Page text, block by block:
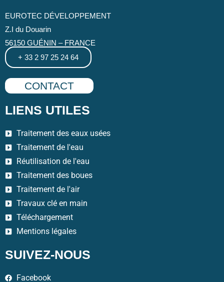
EUROTEC DÉVELOPPEMENT
Z.I du Douarin
56150 GUÉNIN – FRANCE
+ 33 2 97 25 24 64
CONTACT
LIENS UTILES
Traitement des eaux usées
Traitement de l'eau
Réutilisation de l'eau
Traitement des boues
Traitement de l'air
Travaux clé en main
Téléchargement
Mentions légales
SUIVEZ-NOUS
Facebook